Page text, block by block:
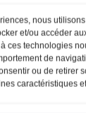
nous
et/ou accéder
ces technologies
de
ou de retirer
caractéristiques
–
marche